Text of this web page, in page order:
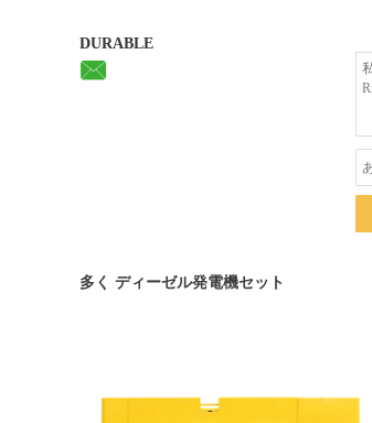
DURABLE
多く ディーゼル発電機セット